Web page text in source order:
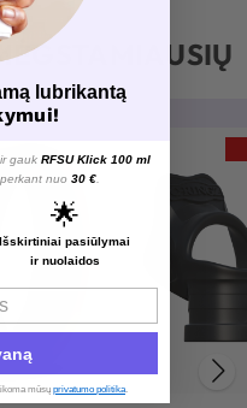
lubrikantą
gauk RFSU Klick 100 ml
nuo 30 €
🌟
Išskirtiniai pasiūlymai
ir nuolaidos
mūsų privatumo politika.​